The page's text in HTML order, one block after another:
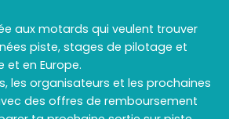
aux motards qui veulent trouver
piste, stages de pilotage et
et en Europe.
les organisateurs et les prochaines
des offres de remboursement